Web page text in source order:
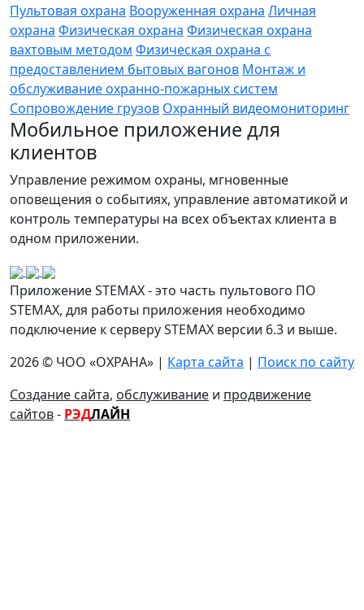
Пультовая охрана Вооруженная охрана Личная
охрана Физическая охрана Физическая охрана
вахтовым методом Физическая охрана с
предоставлением бытовых вагонов Монтаж и
обслуживание охранно-пожарных систем
Сопровождение грузов Охранный видеомониторинг
Мобильное приложение для
клиентов
Управление режимом охраны, мгновенные
оповещения о событиях, управление автоматикой и
контроль температуры на всех объектах клиента в
одном приложении.
Приложение STEMAX - это часть пультового ПО
STEMAX, для работы приложения необходимо
подключение к серверу STEMAX версии 6.3 и выше.
2026 © ЧОО «ОХРАНА» | Карта сайта | Поиск по сайту
Создание сайта, обслуживание и продвижение
сайтов- РЭДЛАЙН